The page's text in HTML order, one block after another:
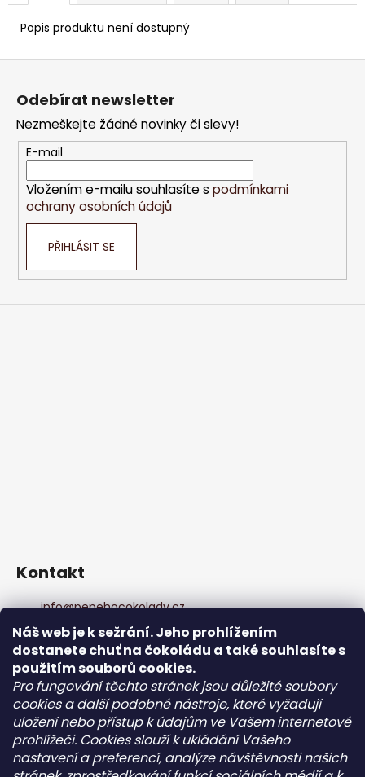
Náš web je k sežrání. Jeho prohlížením
dostanete chuť na čokoládu a také souhlasíte s
použitím souborů cookies.
Pro fungování těchto stránek jsou důležité soubory
cookies a další podobné nástroje, které vyžadují
uložení nebo přístup k údajům ve Vašem internetové
prohlížeči. Cookies slouží k ukládání Vašeho
nastavení a preferencí, analýze návštěvnosti našich
Popis produktu není dostupný
Kč
Z
Odebírat newsletter
Nezmeškejte žádné novinky či slevy!
E-mail
Vložením e-mailu souhlasíte s podmínkami
ochrany osobních údajů
PŘIHLÁSIT SE
Kontakt
info@pepehocokolady.cz
+420702085600
+420702085600
Pepeho čokolády
pepehocokolady.cz
Informace pro vás
Kontakt